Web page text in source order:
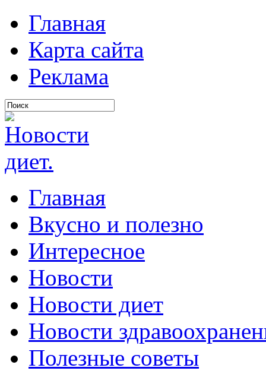
Главная
Карта сайта
Реклама
Главная
Вкусно и полезно
Интересное
Новости
Новости диет
Новости
Полезные советы